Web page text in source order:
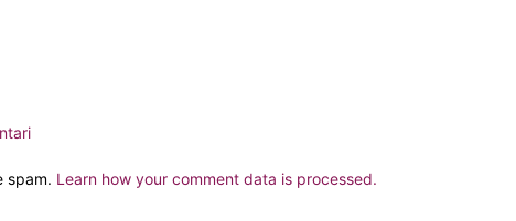
spam. Learn how your comment data is processed.